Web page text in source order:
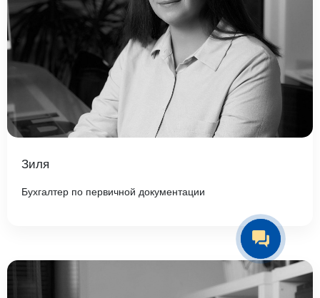
Зиля
Бухгалтер по первичной документации